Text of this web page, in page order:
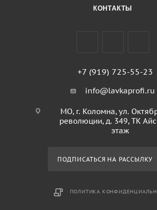
КОНТАКТЫ
+7 (919) 725-55-23
info@lavkaprofi.ru
МО, г. Коломна, ул.
революции, д. 349, ТК
этаж
ПОДПИСАТЬСЯ НА РАССЫЛКУ
ПОЛИТИКА